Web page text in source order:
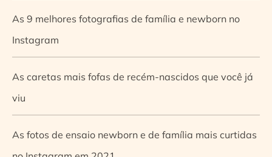
As 9 melhores fotografias de família e newborn no
Instagram
As caretas mais fofas de recém-nascidos que você já
viu
As fotos de ensaio newborn e de família mais curtidas